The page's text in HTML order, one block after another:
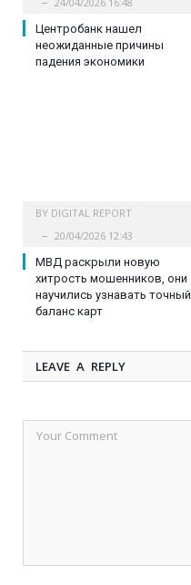
Центробанк нашел
неожиданные причины
падения экономики
BY DIGITAL REPORT
20/04/2026 12:43
МВД раскрыли новую
хитрость мошенников, они
научились узнавать точный
баланс карт
LEAVE A REPLY